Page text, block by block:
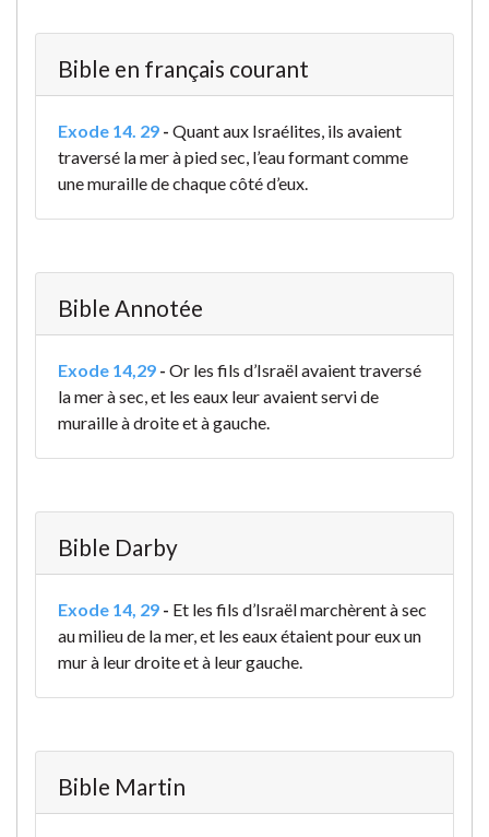
Bible en français courant
Exode 14. 29 - Quant aux Israélites, ils avaient
traversé la mer à pied sec, l’eau formant comme
une muraille de chaque côté d’eux.
Bible Annotée
Exode 14,29 - Or les fils d’Israël avaient traversé
la mer à sec, et les eaux leur avaient servi de
muraille à droite et à gauche.
Bible Darby
Exode 14, 29 - Et les fils d’Israël marchèrent à sec
au milieu de la mer, et les eaux étaient pour eux un
mur à leur droite et à leur gauche.
Bible Martin